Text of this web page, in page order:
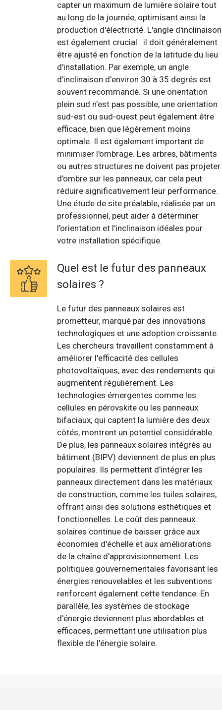
capter un maximum de lumière solaire tout
au long de la journée, optimisant ainsi la
production d'électricité. L'angle d'inclinaison
est également crucial : il doit généralement
être ajusté en fonction de la latitude du lieu
d'installation. Par exemple, un angle
d'inclinaison d'environ 30 à 35 degrés est
souvent recommandé. Si une orientation
plein sud n'est pas possible, une orientation
sud-est ou sud-ouest peut également être
efficace, bien que légèrement moins
optimale. Il est également important de
minimiser l'ombrage. Les arbres, bâtiments
ou autres structures ne doivent pas projeter
d'ombre sur les panneaux, car cela peut
réduire significativement leur performance.
Une étude de site préalable, réalisée par un
professionnel, peut aider à déterminer
l'orientation et l'inclinaison idéales pour
votre installation spécifique.
Quel est le futur des panneaux
solaires ?
Le futur des panneaux solaires est
prometteur, marqué par des innovations
technologiques et une adoption croissante.
Les chercheurs travaillent constamment à
améliorer l'efficacité des cellules
photovoltaïques, avec des rendements qui
augmentent régulièrement. Les
technologies émergentes comme les
cellules en pérovskite ou les panneaux
bifaciaux, qui captent la lumière des deux
côtés, montrent un potentiel considérable.
De plus, les panneaux solaires intégrés au
bâtiment (BIPV) deviennent de plus en plus
populaires. Ils permettent d'intégrer les
panneaux directement dans les matériaux
de construction, comme les tuiles solaires,
offrant ainsi des solutions esthétiques et
fonctionnelles. Le coût des panneaux
solaires continue de baisser grâce aux
économies d'échelle et aux améliorations
de la chaîne d'approvisionnement. Les
politiques gouvernementales favorisant les
énergies renouvelables et les subventions
renforcent également cette tendance. En
parallèle, les systèmes de stockage
d'énergie deviennent plus abordables et
efficaces, permettant une utilisation plus
flexible de l'énergie solaire.